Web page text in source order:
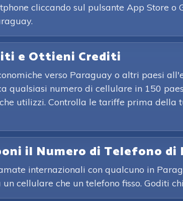
cliccando sul pulsante App Store
e Ottieni Crediti
verso Paraguay o altri paesi
qualsiasi numero di cellulare in 150
utilizzi. Controlla le tariffe prima
il Numero di Telefono di
internazionali con qualcuno in
cellulare che un telefono fisso. Goditi